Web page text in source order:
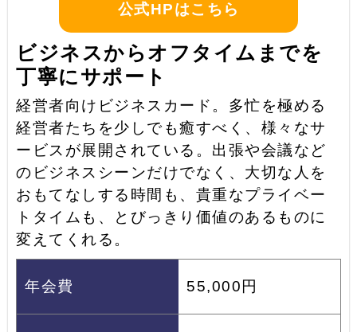
公式HPはこちら
ビジネスからオフタイムまでを
丁寧にサポート
経営者向けビジネスカード。多忙を極める
経営者たちを少しでも癒すべく、様々なサ
ービスが展開されている。出張や会議など
のビジネスシーンだけでなく、大切な人を
おもてなしする時間も、貴重なプライベー
トタイムも、とびっきり価値のあるものに
変えてくれる。
年会費 55,000円